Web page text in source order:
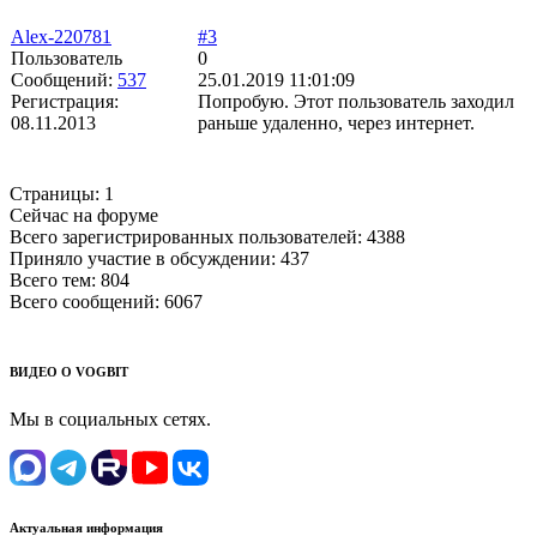
Alex-220781
Пользователь
Сообщений: 537
Регистрация:
08.11.2013
#3
0
25.01.2019 11:01:09
Попробую. Этот пользователь заходил
раньше удаленно, через интернет.
Страницы: 1
Сейчас на форуме
Всего зарегистрированных пользователей: 4388
Приняло участие в обсуждении: 437
Всего тем: 804
Всего сообщений: 6067
ВИДЕО О VOGBIT
Мы в социальных сетях.
Актуальная информация